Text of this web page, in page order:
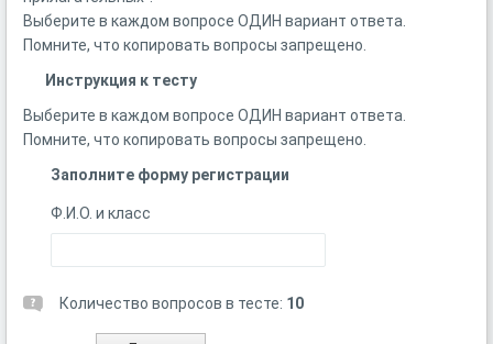
Выберите в каждом вопросе ОДИН вариант ответа.
Помните, что копировать вопросы запрещено.
Инструкция к тесту
Выберите в каждом вопросе ОДИН вариант ответа.
Помните, что копировать вопросы запрещено.
Заполните форму регистрации
Ф.И.О. и класс
Количество вопросов в тесте: 10